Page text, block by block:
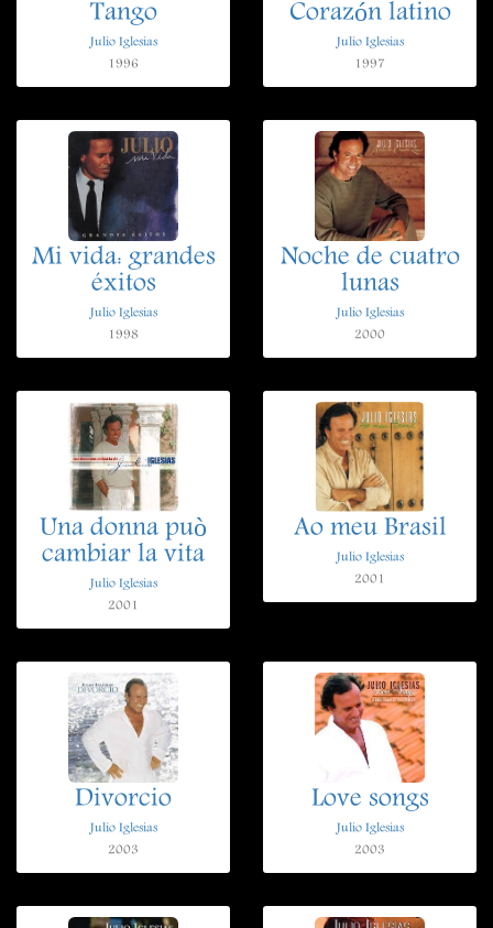
Tango
Julio Iglesias
1996
Corazón latino
Julio Iglesias
1997
Mi vida: grandes
éxitos
Julio Iglesias
1998
Noche de cuatro
lunas
Julio Iglesias
2000
Una donna può
cambiar la vita
Julio Iglesias
2001
Ao meu Brasil
Julio Iglesias
2001
Divorcio
Julio Iglesias
2003
Love songs
Julio Iglesias
2003